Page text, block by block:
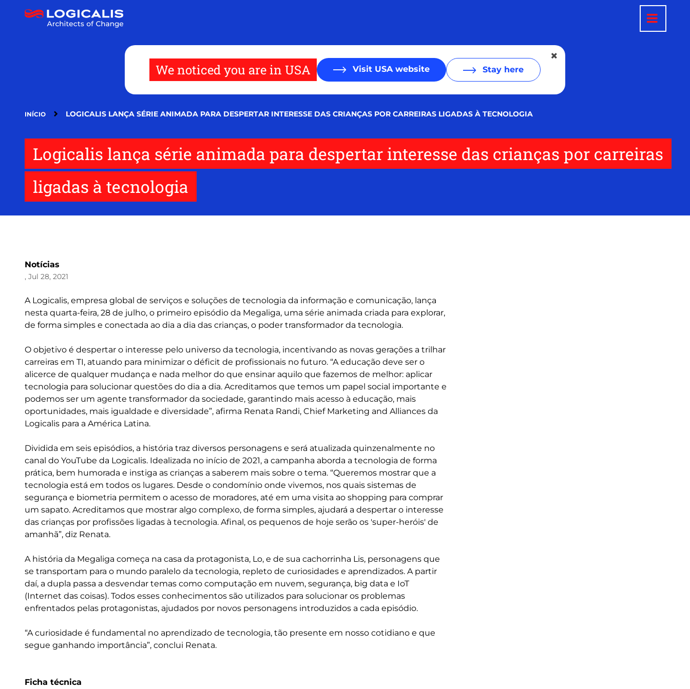
We noticed you are in USA Visit USA website Stay here
INÍCIO LOGICALIS LANÇA SÉRIE ANIMADA PARA DESPERTAR INTERESSE DAS CRIANÇAS POR CARREIRAS LIGADAS À TECNOLOGIA
Logicalis lança série animada para despertar interesse das crianças por carreiras
ligadas à tecnologia
Notícias
, Jul 28, 2021
A Logicalis, empresa global de serviços e soluções de tecnologia da informação e comunicação, lança
nesta quarta-feira, 28 de julho, o primeiro episódio da Megaliga, uma série animada criada para explorar,
de forma simples e conectada ao dia a dia das crianças, o poder transformador da tecnologia.
O objetivo é despertar o interesse pelo universo da tecnologia, incentivando as novas gerações a trilhar
carreiras em TI, atuando para minimizar o déficit de profissionais no futuro. “A educação deve ser o
alicerce de qualquer mudança e nada melhor do que ensinar aquilo que fazemos de melhor: aplicar
tecnologia para solucionar questões do dia a dia. Acreditamos que temos um papel social importante e
podemos ser um agente transformador da sociedade, garantindo mais acesso à educação, mais
oportunidades, mais igualdade e diversidade”, afirma Renata Randi, Chief Marketing and Alliances da
Logicalis para a América Latina.
Dividida em seis episódios, a história traz diversos personagens e será atualizada quinzenalmente no
canal do YouTube da Logicalis. Idealizada no início de 2021, a campanha aborda a tecnologia de forma
prática, bem humorada e instiga as crianças a saberem mais sobre o tema. “Queremos mostrar que a
tecnologia está em todos os lugares. Desde o condomínio onde vivemos, nos quais sistemas de
segurança e biometria permitem o acesso de moradores, até em uma visita ao shopping para comprar
um sapato. Acreditamos que mostrar algo complexo, de forma simples, ajudará a despertar o interesse
das crianças por profissões ligadas à tecnologia. Afinal, os pequenos de hoje serão os 'super-heróis' de
amanhã”, diz Renata.
A história da Megaliga começa na casa da protagonista, Lo, e de sua cachorrinha Lis, personagens que
se transportam para o mundo paralelo da tecnologia, repleto de curiosidades e aprendizados. A partir
daí, a dupla passa a desvendar temas como computação em nuvem, segurança, big data e IoT
(Internet das coisas). Todos esses conhecimentos são utilizados para solucionar os problemas
enfrentados pelas protagonistas, ajudados por novos personagens introduzidos a cada episódio.
“A curiosidade é fundamental no aprendizado de tecnologia, tão presente em nosso cotidiano e que
segue ganhando importância”, conclui Renata.
Ficha técnica